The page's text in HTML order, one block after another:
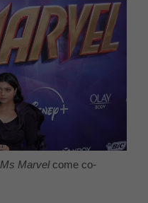
Ms Marvelcome co-